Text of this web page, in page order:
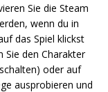
Sie die Steam
wenn du in
das Spiel klickst
Sie den Charakter
oder auf
ausprobieren und